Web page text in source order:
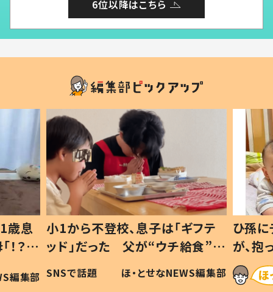
6位以降はこちら
歳息
？」
編集部
小1から不登校、息子は「ギフテ
ッド」だった 父が“ウチ給食”を
作り続ける理由とは #令和の親
#令和の子
SNSで話題 ほ・とせなNEWS編集部
ひ孫
が、
「涙が
い」